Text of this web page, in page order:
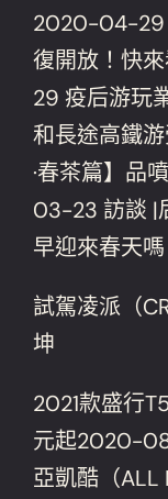
2020-04-29
復開放！快
29 疫后游玩
和長途高鐵
·春茶篇】品
03-23 訪談 |
早迎來春天
試駕凌派（
坤
2021款盛行
元起2020-
亞凱酷（